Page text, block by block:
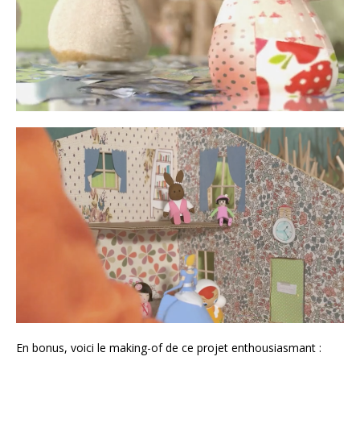
En bonus, voici le making-of de ce projet enthousiasmant :